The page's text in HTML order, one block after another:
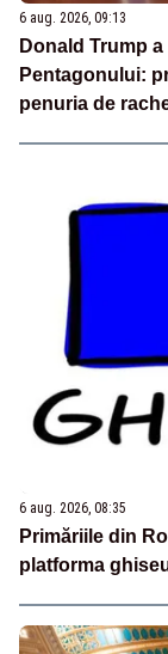
6 aug. 2026, 09:13
Donald Trump
Pentagonului:
penuria de
6 aug. 2026, 08:35
Primăriile din
platforma